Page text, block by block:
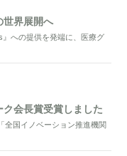
世界展開へ
』への提供を発端に、医療グ
会長賞受賞しました
全国イノベーション推進機関